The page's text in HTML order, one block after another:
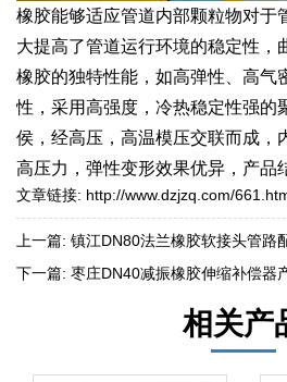
橡胶能够适应管道内部颗粒物对于
大提高了管道运行环境的稳定性，
橡胶的独特性能，如高弹性、高气
性，采用高强度，冷热稳定性强的
侯，经高压，高温模压交联而成，
高压力，弹性变形效果优异，产品
文章链接: http://www.dzjzq.com/
上一篇: 镇江DN80法兰橡胶软接头管路
下一篇: 枣庄DN40减振橡胶伸缩补偿器
相关产